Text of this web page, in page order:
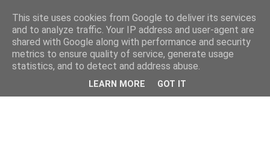
This site uses cookies from Google to deliver its services
and to analyze traffic. Your IP address and user-agent are
shared with Google along with performance and security
metrics to ensure quality of service, generate usage
statistics, and to detect and address abuse.
LEARN MORE GOT IT